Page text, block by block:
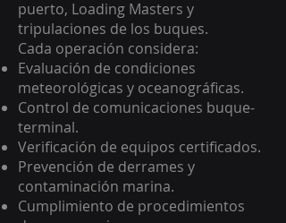
puerto, Loading Masters y
tripulaciones de los buques.
Cada operación considera:
Evaluación de condiciones
meteorológicas y oceanográficas.
Control de comunicaciones buque-
terminal.
Verificación de equipos certificados.
Prevención de derrames y
contaminación marina.
Cumplimiento de procedimientos